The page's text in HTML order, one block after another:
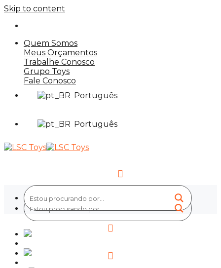
Skip to content
Quem Somos
Meus Orçamentos
Trabalhe Conosco
Grupo Toys
Fale Conosco
Português
Português